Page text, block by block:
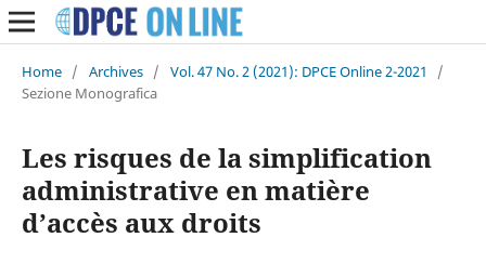
Home / Archives / Vol. 47 No. 2 (2021): DPCE Online 2-2021
/
Sezione Monografica
Les risques de la simplification
administrative en matière
d’accès aux droits